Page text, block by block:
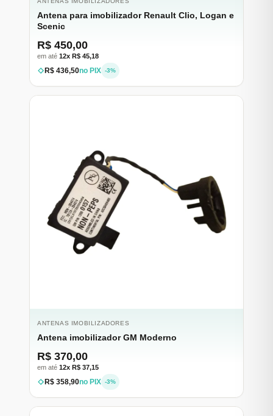
Antena para imobilizador Renault Clio, Logan e
Scenic
R$ 450,00
em até 12x R$ 45,18
R$ 436,50no PIX -3%
ANTENAS IMOBILIZADORES
Antena imobilizador GM Moderno
R$ 370,00
em até 12x R$ 37,15
R$ 358,90no PIX -3%